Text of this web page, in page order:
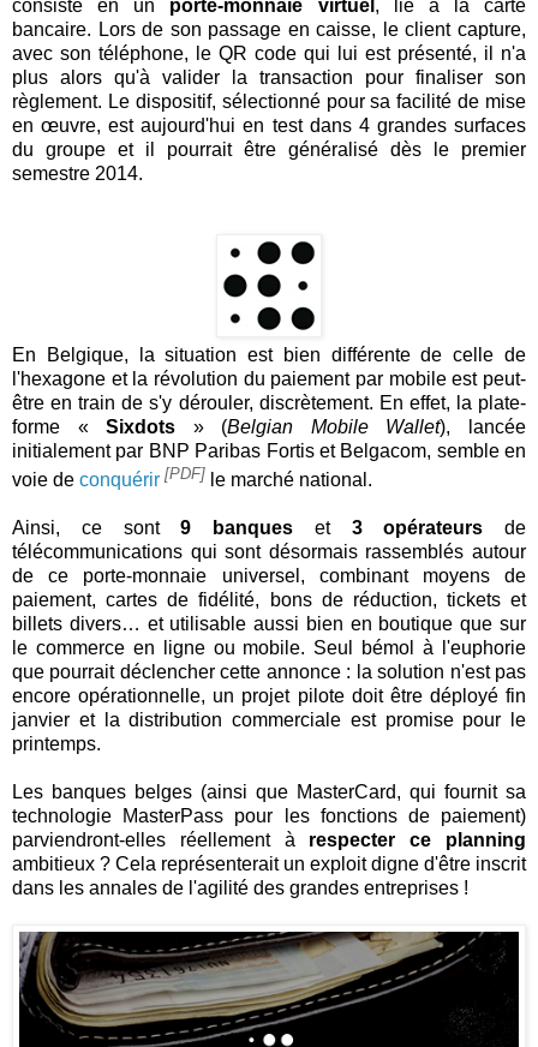
consiste en un porte-monnaie virtuel , lié à la carte
bancaire. Lors de son passage en caisse, le client capture,
avec son téléphone, le QR code qui lui est présenté, il n'a
plus alors qu'à valider la transaction pour finaliser son
règlement. Le dispositif, sélectionné pour sa facilité de mise
en œuvre, est aujourd'hui en test dans 4 grandes surfaces
du groupe et il pourrait être généralisé dès le premier
semestre 2014.
En Belgique, la situation est bien différente de celle de
l'hexagone et la révolution du paiement par mobile est peut-
être en train de s'y dérouler, discrètement. En effet, la plate-
forme «Sixdots » (Belgian Mobile Wallet), lancée
initialement par BNP Paribas Fortis et Belgacom, semble en
voie de conquérir [PDF] le marché national.
Ainsi, ce sont9 banques et 3 opérateurs de
télécommunications qui sont désormais rassemblés autour
de ce porte-monnaie universel, combinant moyens de
paiement, cartes de fidélité, bons de réduction, tickets et
billets divers… et utilisable aussi bien en boutique que sur
le commerce en ligne ou mobile. Seul bémol à l'euphorie
que pourrait déclencher cette annonce : la solution n'est pas
encore opérationnelle, un projet pilote doit être déployé fin
janvier et la distribution commerciale est promise pour le
printemps.
Les banques belges (ainsi que MasterCard, qui fournit sa
technologie MasterPass pour les fonctions de paiement)
parviendront-elles réellement à respecter ce planning
ambitieux ? Cela représenterait un exploit digne d'être inscrit
dans les annales de l'agilité des grandes entreprises !